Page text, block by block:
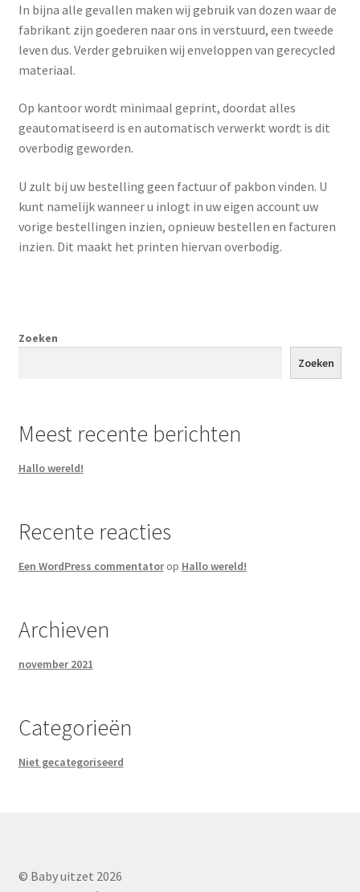
In bijna alle gevallen maken wij gebruik van dozen waar de
fabrikant zijn goederen naar ons in verstuurd, een tweede
leven dus. Verder gebruiken wij enveloppen van gerecycled
materiaal.
Op kantoor wordt minimaal geprint, doordat alles
geautomatiseerd is en automatisch verwerkt wordt is dit
overbodig geworden.
U zult bij uw bestelling geen factuur of pakbon vinden. U
kunt namelijk wanneer u inlogt in uw eigen account uw
vorige bestellingen inzien, opnieuw bestellen en facturen
inzien. Dit maakt het printen hiervan overbodig.
Zoeken
Zoeken
Meest recente berichten
Hallo wereld!
Recente reacties
Een WordPress commentatorop Hallo wereld!
Archieven
november 2021
Categorieën
Niet gecategoriseerd
© Baby uitzet 2026